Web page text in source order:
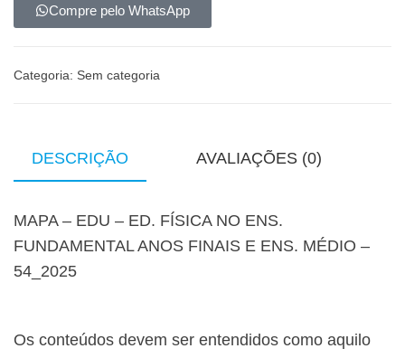
Compre pelo WhatsApp
Categoria: Sem categoria
DESCRIÇÃO AVALIAÇÕES (0)
MAPA – EDU – ED. FÍSICA NO ENS.
FUNDAMENTAL ANOS FINAIS E ENS. MÉDIO –
54_2025
Os conteúdos devem ser entendidos como aquilo